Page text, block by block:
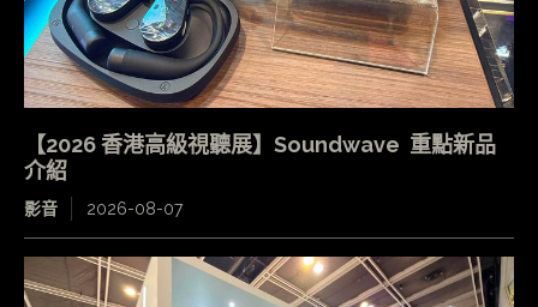
【2026 香港高級視聽展】Soundwave 重點新品
介紹
影音 2026-08-07